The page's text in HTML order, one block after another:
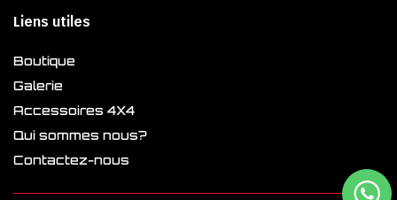
Liens utiles
Boutique
Galerie
Accessoires 4X4
Qui sommes nous?
Contactez-nous